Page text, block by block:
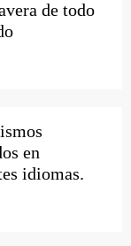
de todo
en
idiomas.